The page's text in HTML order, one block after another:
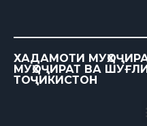
ХАДАМОТИ
МУҲОҶИРАТ ВА
ТОҶИКИСТОН